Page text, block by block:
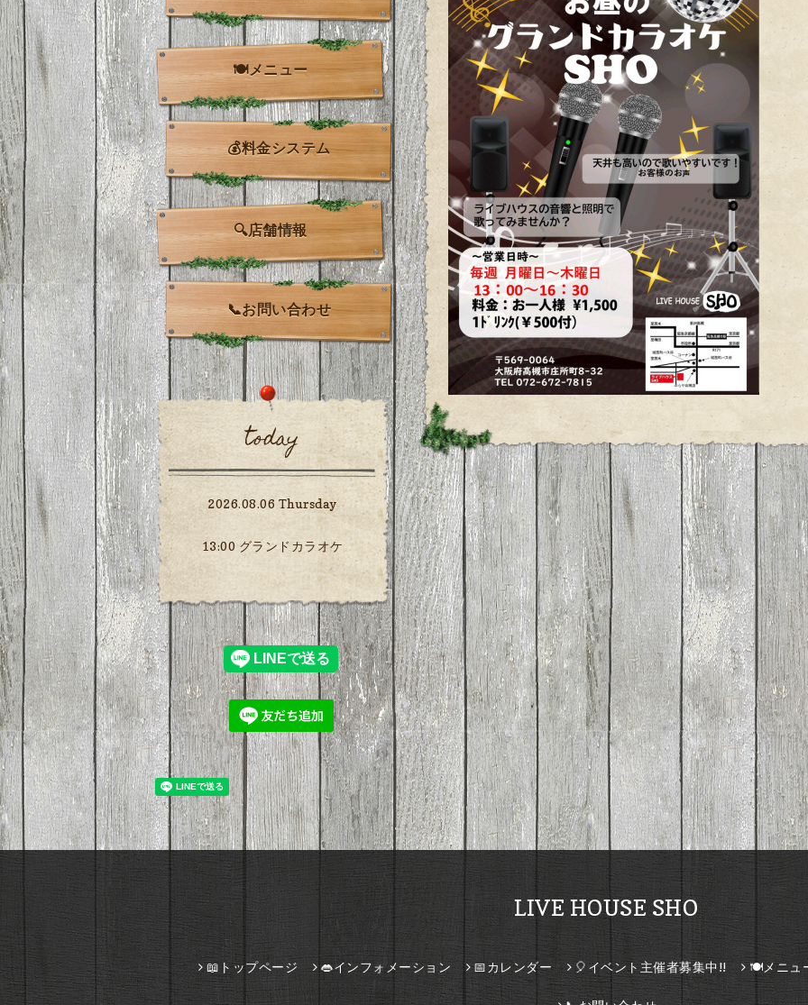
🍽️メニュー
💰料金システム
🔍店舗情報
📞お問い合わせ
today
2026.08.06 Thursday
13:00 グランドカラオケ
LIVE HOUSE SHO
📖トップページ 👄インフォメーション 📅カレンダー 🎈イベント主催者募集中!! 🍽️メニュ